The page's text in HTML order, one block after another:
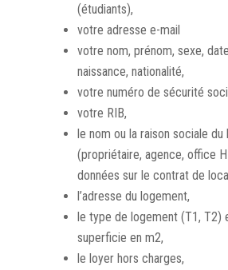
(étudiants),
votre adresse e-mail
votre nom, prénom, sexe,
naissance, nationalité,
votre numéro de sécurité
votre RIB,
le nom ou la raison sociale du
(propriétaire, agence, office
données sur le contrat de
l’adresse du logement,
le type de logement (T1, T2)
superficie en m2,
le loyer hors charges,